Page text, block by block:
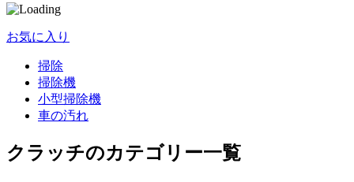
お気に入り
掃除
掃除機
小型掃除機
車の汚れ
クラッチのカテゴリー一覧